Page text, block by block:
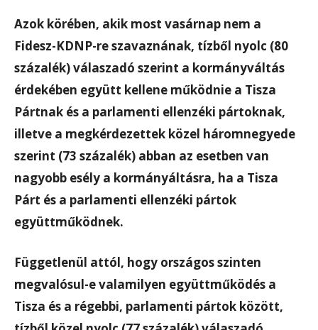
Azok körében, akik most vasárnap nem a
Fidesz-KDNP-re szavaznának, tízből nyolc (80
százalék) válaszadó szerint a kormányváltás
érdekében együtt kellene működnie a Tisza
Pártnak és a parlamenti ellenzéki pártoknak,
illetve a megkérdezettek közel háromnegyede
szerint (73 százalék) abban az esetben van
nagyobb esély a kormányáltásra, ha a Tisza
Párt és a parlamenti ellenzéki pártok
együttműködnek.
Függetlenül attól, hogy országos szinten
megvalósul-e valamilyen együttműködés a
Tisza és a régebbi, parlamenti pártok között,